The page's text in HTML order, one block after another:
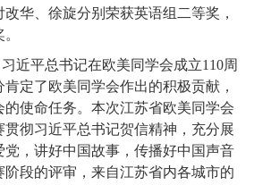
改华、徐旋分别荣获英语组二等奖，
近平总书记在欧美同学会成立110周
定了欧美同学会作出的积极贡献，
使命任务。本次江苏省欧美同学会
彻习近平总书记贺信精神，充分展
党，讲好中国故事，传播好中国声音
阶段的评审，来自江苏省内各城市的